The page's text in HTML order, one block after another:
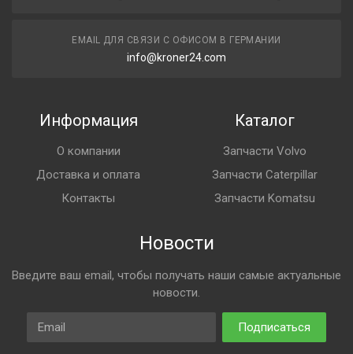
EMAIL ДЛЯ СВЯЗИ С ОФИСОМ В ГЕРМАНИИ
info@kroner24.com
Информация
О компании
Доставка и оплата
Контакты
Каталог
Запчасти Volvo
Запчасти Caterpillar
Запчасти Komatsu
Новости
Введите ваш email, чтобы получать наши самые актуальные
новости.
Email
Подписаться